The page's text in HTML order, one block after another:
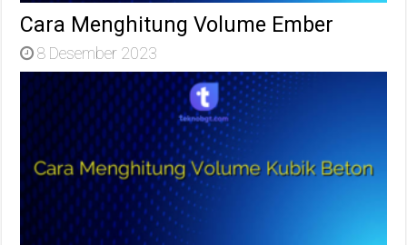
Cara Menghitung Volume Ember
8 Desember 2023